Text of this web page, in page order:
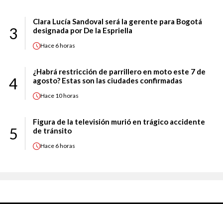
3
Clara Lucía Sandoval será la gerente para Bogotá
designada por De la Espriella
Hace 6 horas
4
¿Habrá restricción de parrillero en moto este 7 de
agosto? Estas son las ciudades confirmadas
Hace 10 horas
5
Figura de la televisión murió en trágico accidente
de tránsito
Hace 6 horas